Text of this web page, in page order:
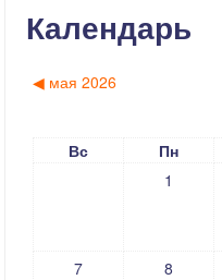
Календарь
◀︎ мая 2026
Вс Пн
1
7 8